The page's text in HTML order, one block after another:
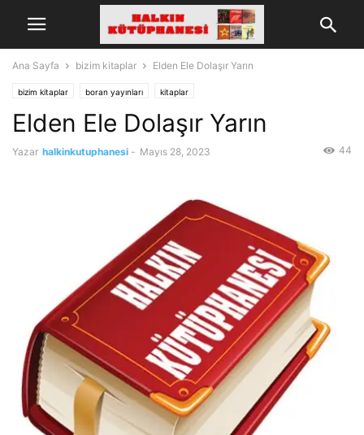
Ana Sayfa bizim kitaplar Elden Ele Dolaşır Yarın
bizim kitaplar boran yayınları kitaplar
Elden Ele Dolaşır Yarın
Yazar halkinkutuphanesi - Mayıs 28, 2023 44